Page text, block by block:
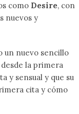
como Desire, con
nuevos y
un nuevo sencillo
la primera
y sensual y que su
cita y cómo